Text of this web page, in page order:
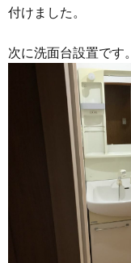
付けました。
次に洗面台設置です。